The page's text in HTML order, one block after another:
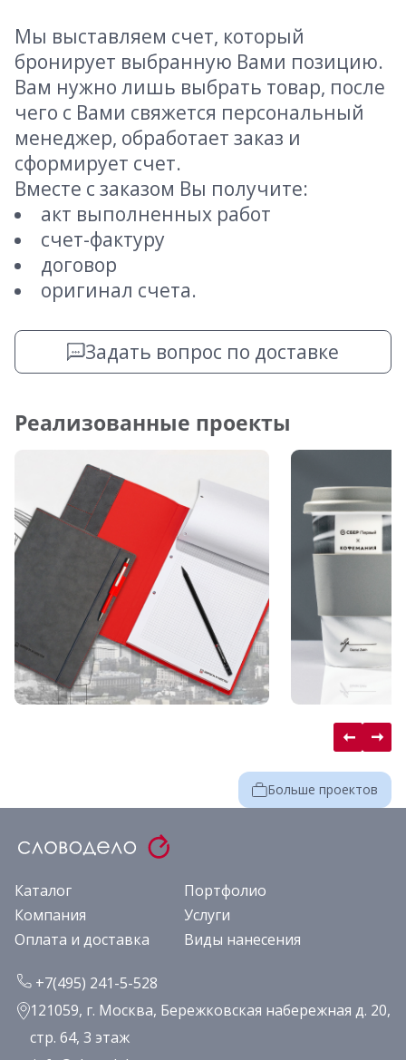
Мы выставляем счет, который
бронирует выбранную Вами позицию.
Вам нужно лишь выбрать товар, после
чего с Вами свяжется персональный
менеджер, обработает заказ и
сформирует счет.
Вместе с заказом Вы получите:
акт выполненных работ
счет-фактуру
договор
оригинал счета.
Задать вопрос по доставке
Реализованные проекты
Больше проектов
Каталог
Портфолио
Компания
Услуги
Оплата и доставка
Виды нанесения
+7(495) 241-5-528
121059, г. Москва, Бережковская набережная д. 20,
стр. 64, 3 этаж